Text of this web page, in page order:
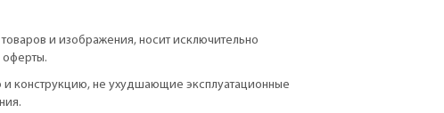
и изображения, носит исключительно
оферты.
и конструкцию, не ухудшающие эксплуатационные